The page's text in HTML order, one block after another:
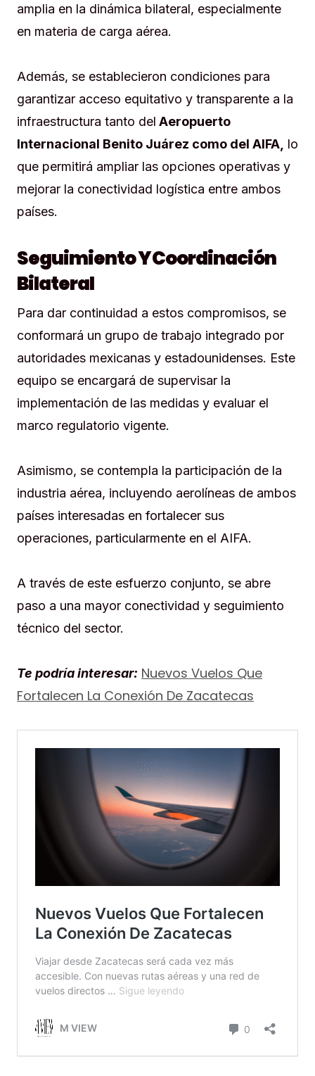
amplia en la dinámica bilateral, especialmente
en materia de carga aérea.
Además, se establecieron condiciones para
garantizar acceso equitativo y transparente a la
infraestructura tanto del Aeropuerto
Internacional Benito Juárez como del AIFA, lo
que permitirá ampliar las opciones operativas y
mejorar la conectividad logística entre ambos
países.
Seguimiento Y Coordinación
Bilateral
Para dar continuidad a estos compromisos, se
conformará un grupo de trabajo integrado por
autoridades mexicanas y estadounidenses. Este
equipo se encargará de supervisar la
implementación de las medidas y evaluar el
marco regulatorio vigente.
Asimismo, se contempla la participación de la
industria aérea, incluyendo aerolíneas de ambos
países interesadas en fortalecer sus
operaciones, particularmente en el AIFA.
A través de este esfuerzo conjunto, se abre
paso a una mayor conectividad y seguimiento
técnico del sector.
Te podría interesar: Nuevos Vuelos Que
Fortalecen La Conexión De Zacatecas